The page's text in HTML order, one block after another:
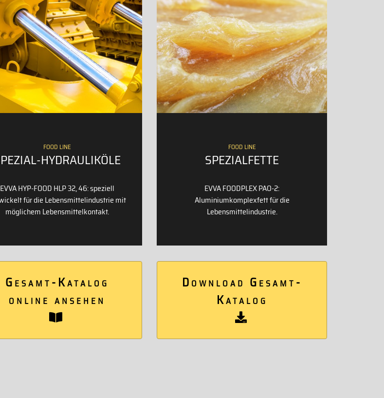
FOOD LINE
HYDRAULIKÖLE
EVVA HYP-FOOD HLP 32, 46: speziell
für die Lebensmittelindustrie mit
möglichem Lebensmittelkontakt.
FOOD LINE
SPEZIALFETTE
EVVA FOODPLEX PAO-2:
Aluminiumkomplexfett für die
Lebensmittelindustrie.
Gesamt-Katalog
online ansehen
Download Gesamt-
Katalog